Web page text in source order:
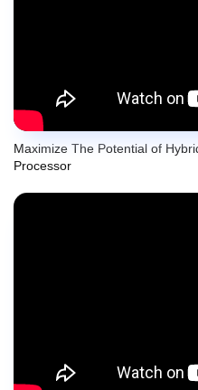
Maximize The Potential of
Processor